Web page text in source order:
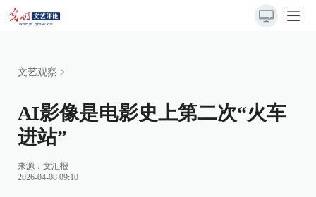
文艺观察 >
AI影像是电影史上第二次“火车
进站”
来源： 文汇报
2026-04-08 09:10